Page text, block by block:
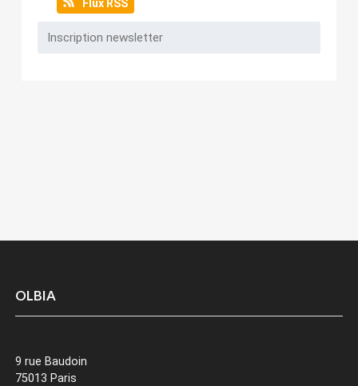
Flux RSS
OLBIA
9 rue Baudoin
75013 Paris